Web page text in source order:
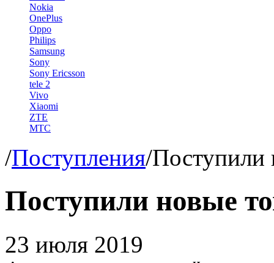
Nokia
OnePlus
Oppo
Philips
Samsung
Sony
Sony Ericsson
tele 2
Vivo
Xiaomi
ZTE
МТС
/Поступления/Поступили
Поступили новые
23 июля 2019